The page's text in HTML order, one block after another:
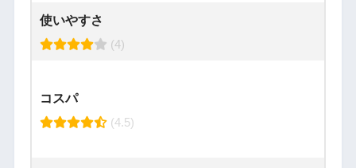
使いやすさ
(4)
コスパ
(4.5)